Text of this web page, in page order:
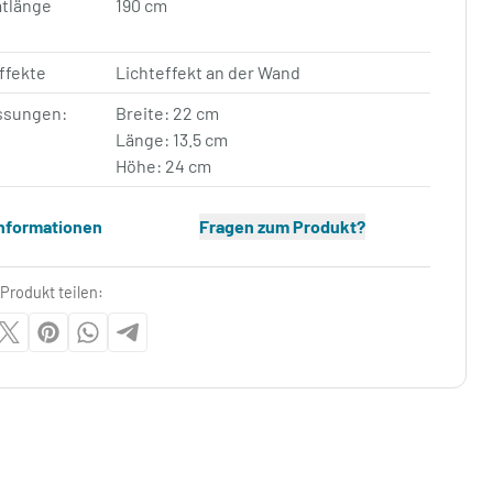
190 cm
Lichteffekt an der Wand
Breite: 22 cm
Länge: 13.5 cm
Höhe: 24 cm
Fragen zum Produkt?
teilen: